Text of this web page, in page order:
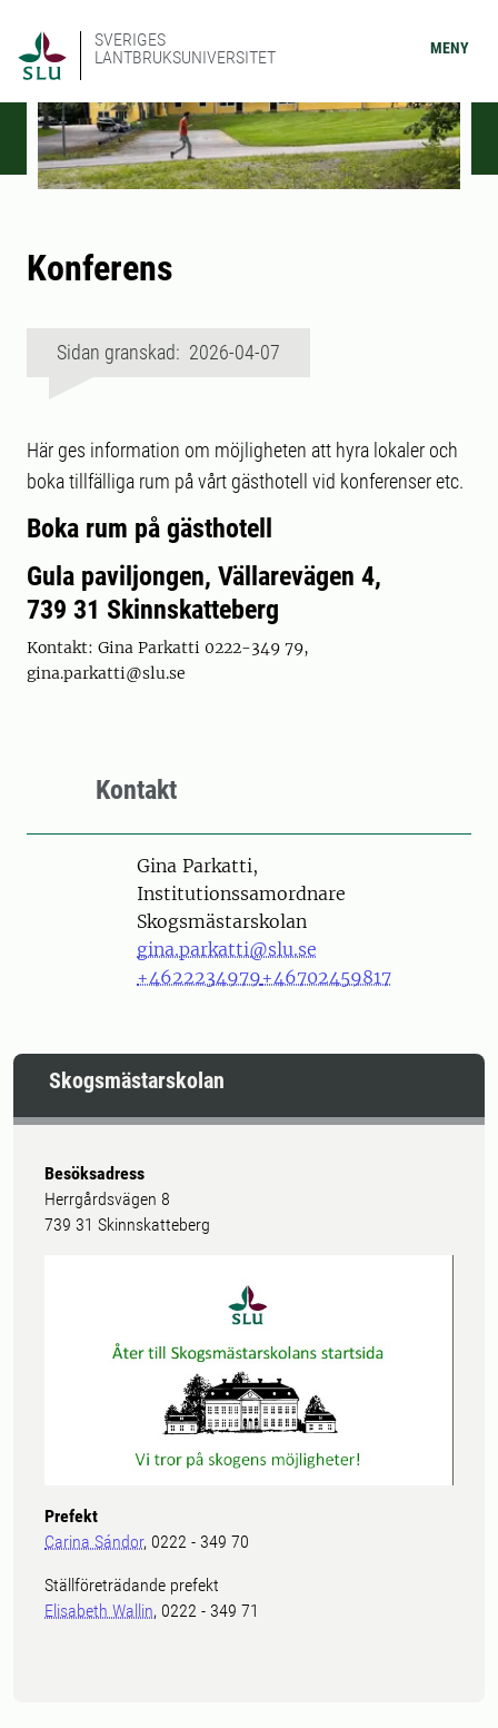
SVERIGES
LANTBRUKSUNIVERSITET
MENY
Konferens
Sidan granskad: 2026-04-07
Här ges information om möjligheten att hyra lokaler och
boka tillfälliga rum på vårt gästhotell vid konferenser etc.
Boka rum på gästhotell
Gula paviljongen, Vällarevägen 4,
739 31 Skinnskatteberg
Kontakt: Gina Parkatti 0222-349 79,
gina.parkatti@slu.se
Kontakt
PersonGina Parkatti,
Institutionssamordnare
Skogsmästarskolan
gina.parkatti@slu.se
+4622234979+46702459817
Skogsmästarskolan
Besöksadress
Herrgårdsvägen 8
739 31 Skinnskatteberg
Prefekt
Carina Sándor, 0222 - 349 70
Ställföreträdande prefekt
Elisabeth Wallin, 0222 - 349 71